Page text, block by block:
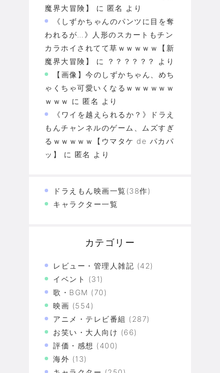
魔界大冒険】
に 匿名 より
《しずかちゃんのパンツに目を奪
われるが…》人形のスカートもチン
カラホイされてて草ｗｗｗｗｗ【新
魔界大冒険】
に ？？？？？？
より
【画像】今のしずかちゃん、めち
ゃくちゃ可愛いくなるｗｗｗｗｗｗ
ｗｗｗ に 匿名 より
《ワイを越えられるか？》ドラえ
もんチャンネルのゲーム、ムズすぎ
るｗｗｗｗｗ【ウマタケ de パカパ
ッ】
に 匿名 より
ドラえもん映画一覧(38作)
キャラクター一覧
カテゴリー
レビュー・管理人雑記 (42)
イベント (31)
歌・BGM (70)
映画 (554)
アニメ・テレビ番組 (287)
お笑い・大人向け (66)
評価・感想 (400)
海外 (13)